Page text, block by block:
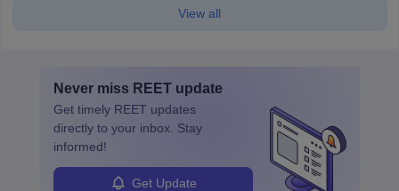
View all
Never miss REET update
Get timely REET updates
directly to your inbox. Stay
informed!
Get Update